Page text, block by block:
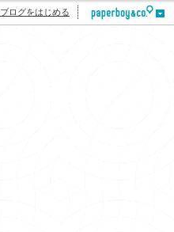
ブログをはじめる